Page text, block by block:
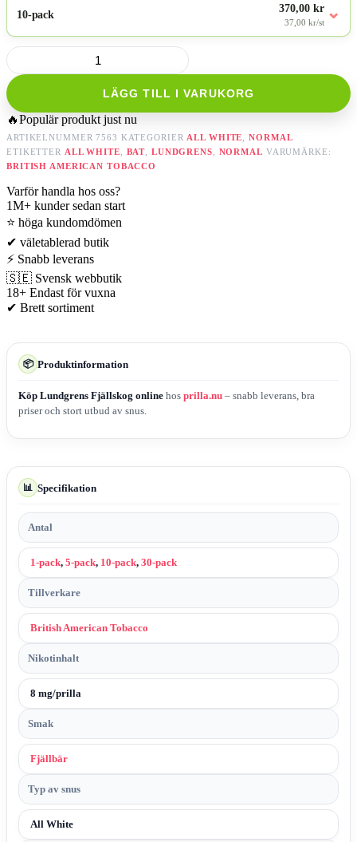
10-pack
370,00 kr
37,00 kr/st ⌄
LÄGG TILL I VARUKORG
🔥Populär produkt just nu
ARTIKELNUMMER7563 KATEGORIER ALL WHITE ,NORMAL
ETIKETTER ALL WHITE BAT LUNDGRENS NORMAL VARUMÄRKE:
BRITISH AMERICAN TOBACCO
Varför handla hos oss?
1M+ kunder sedan start
⭐ höga kundomdömen
✔ väletablerad butik
⚡ Snabb leverans
🇸🇪 Svensk webbutik
18+ Endast för vuxna
✔ Brett sortiment
📦 Produktinformation
Köp Lundgrens Fjällskog online hos prilla.nu – snabb leverans, bra
priser och stort utbud av snus.
📊 Specifikation
Antal
1-pack, 5-pack, 10-pack, 30-pack
Tillverkare
British American Tobacco
Nikotinhalt
8 mg/prilla
Smak
Fjällbär
Typ av snus
All White